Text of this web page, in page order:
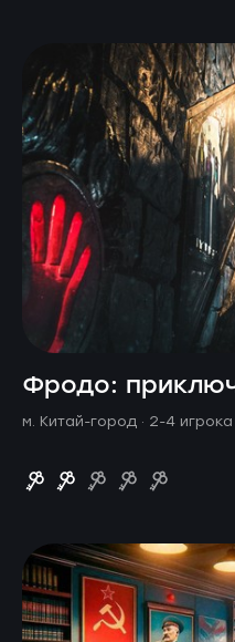
Фродо:
м. Китай-город · 2-4 игрока